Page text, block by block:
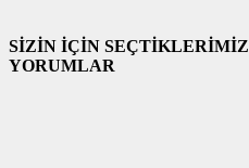
SİZİN İÇİN SEÇTİKLERİMİZ
YORUMLAR